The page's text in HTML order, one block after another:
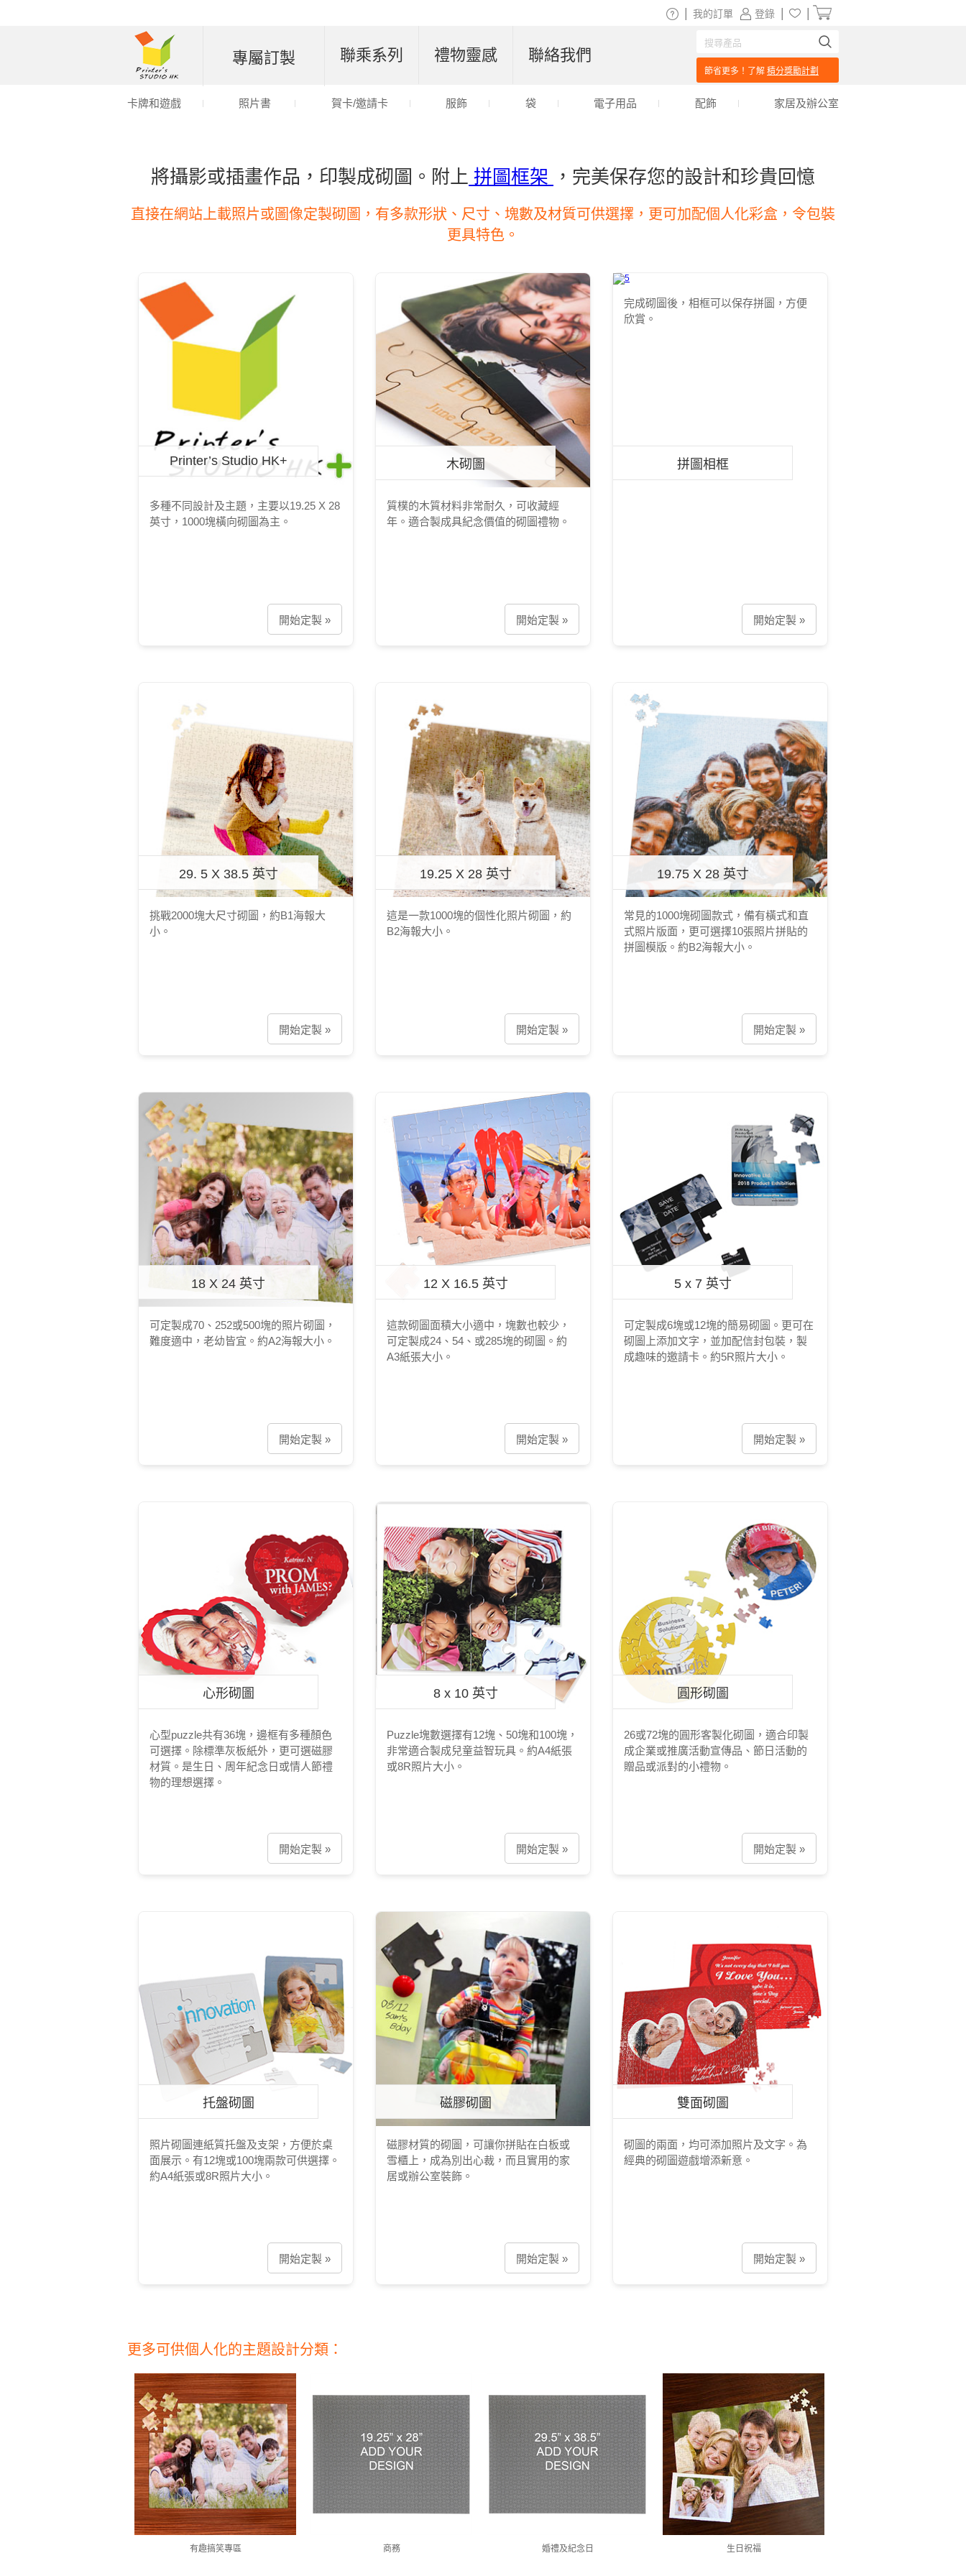
將攝影或插畫作品，印製成砌圖。附上 拼圖框架 ，完美保存您的設計和珍貴回憶
直接在網站上載照片或圖像定製砌圖，有多款形狀、尺寸、塊數及材質可供選擇，更可加配個人化彩盒，令包裝
更具特色。
Printer’s Studio HK+
多種不同設計及主題，主要以19.25 X 28
英寸，1000塊橫向砌圖為主。
開始定製 »
木砌圖
質樸的木質材料非常耐久，可收藏經
年。適合製成具紀念價值的砌圖禮物。
開始定製 »
拼圖相框
完成砌圖後，相框可以保存拼圖，方便
欣賞。
開始定製 »
29. 5 X 38.5 英寸
挑戰2000塊大尺寸砌圖，約B1海報大
小。
開始定製 »
19.25 X 28 英寸
這是一款1000塊的個性化照片砌圖，約
B2海報大小。
開始定製 »
19.75 X 28 英寸
常見的1000塊砌圖款式，備有橫式和直
式照片版面，更可選擇10張照片拼貼的
拼圖模版。約B2海報大小。
開始定製 »
18 X 24 英寸
可定製成70、252或500塊的照片砌圖，
難度適中，老幼皆宜。約A2海報大小。
開始定製 »
12 X 16.5 英寸
這款砌圖面積大小適中，塊數也較少，
可定製成24、54、或285塊的砌圖。約
A3紙張大小。
開始定製 »
5 x 7 英寸
可定製成6塊或12塊的簡易砌圖。更可在
砌圖上添加文字，並加配信封包裝，製
成趣味的邀請卡。約5R照片大小。
開始定製 »
心形砌圖
心型puzzle共有36塊，邊框有多種顏色
可選擇。除標準灰板紙外，更可選磁膠
材質。是生日、周年紀念日或情人節禮
物的理想選擇。
開始定製 »
8 x 10 英寸
Puzzle塊數選擇有12塊、50塊和100塊，
非常適合製成兒童益智玩具。約A4紙張
或8R照片大小。
開始定製 »
圓形砌圖
26或72塊的圓形客製化砌圖，適合印製
成企業或推廣活動宣傳品、節日活動的
贈品或派對的小禮物。
開始定製 »
托盤砌圖
照片砌圖連紙質托盤及支架，方便於桌
面展示。有12塊或100塊兩款可供選擇。
約A4紙張或8R照片大小。
開始定製 »
磁膠砌圖
磁膠材質的砌圖，可讓你拼貼在白板或
雪櫃上，成為別出心裁，而且實用的家
居或辦公室裝飾。
開始定製 »
雙面砌圖
砌圖的兩面，均可添加照片及文字。為
經典的砌圖遊戲增添新意。
開始定製 »
更多可供個人化的主題設計分類：
有趣搞笑專區 商務 婚禮及紀念日 生日祝福
登錄
我的訂單
專屬訂製 聯乘系列 禮物靈感 聯絡我們
節省更多！了解 積分獎勵計劃
卡牌和遊戲 照片書 賀卡/邀請卡 服飾 袋 電子用品 配飾 家居及辦公室